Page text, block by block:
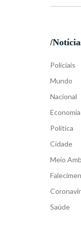
/
Policiais
Mundo
Nacional
Economia
Política
Cidade
Meio
Saúde